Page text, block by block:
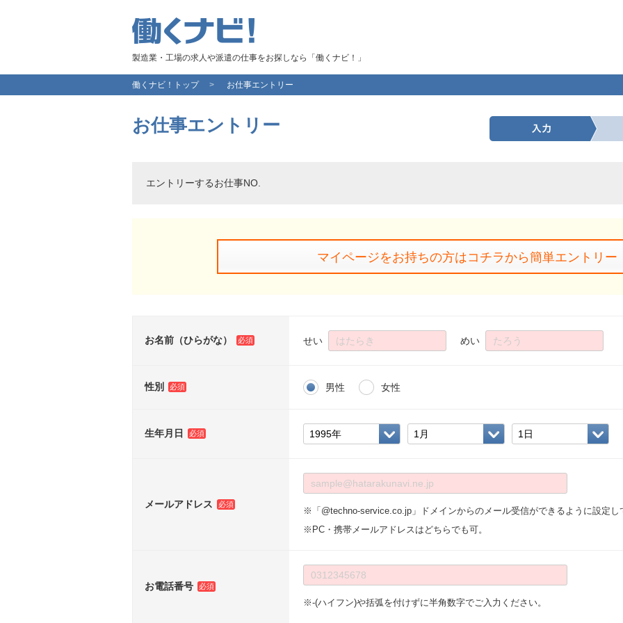
製造業・工場の求人や派遣の仕事をお探しなら「働くナビ！」
働くナビ！トップ お仕事エントリー
お仕事エントリー
エントリーするお仕事NO.
マイページをお持ちの方はコチラから簡単エントリー
お名前（ひらがな） せい めい
性別 男性 女性
生年月日
メールアドレス
※「@techno-service.co.jp」ドメインからのメール受信ができるように設定し
※PC・携帯メールアドレスはどちらでも可。
お電話番号
※-(ハイフン)や括弧を付けずに半角数字でご入力ください。